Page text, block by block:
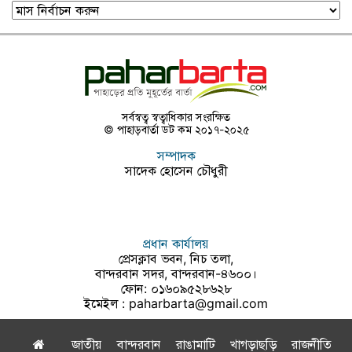
পাহাড়বার্তা
আর্কাইভ
সর্বস্বত্ব স্বত্বাধিকার সংরক্ষিত
© পাহাড়বার্তা ডট কম ২০১৭-২০২৫
সম্পাদক
সাদেক হোসেন চৌধুরী
প্রধান কার্যালয়
প্রেসক্লাব ভবন, নিচ তলা,
বান্দরবান সদর, বান্দরবান-৪৬০০।
ফোন: ০১৬০৯৫২৮৬২৮
ইমেইল : paharbarta@gmail.com
জাতীয় বান্দরবান রাঙামাটি খাগড়াছড়ি রাজনীতি